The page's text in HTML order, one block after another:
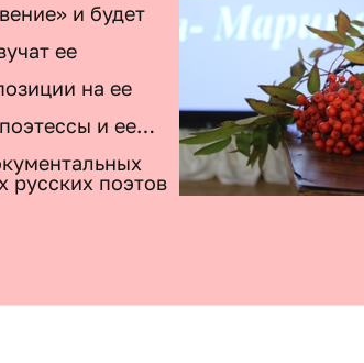
и будет
ее
на ее
и ее
русских поэтов